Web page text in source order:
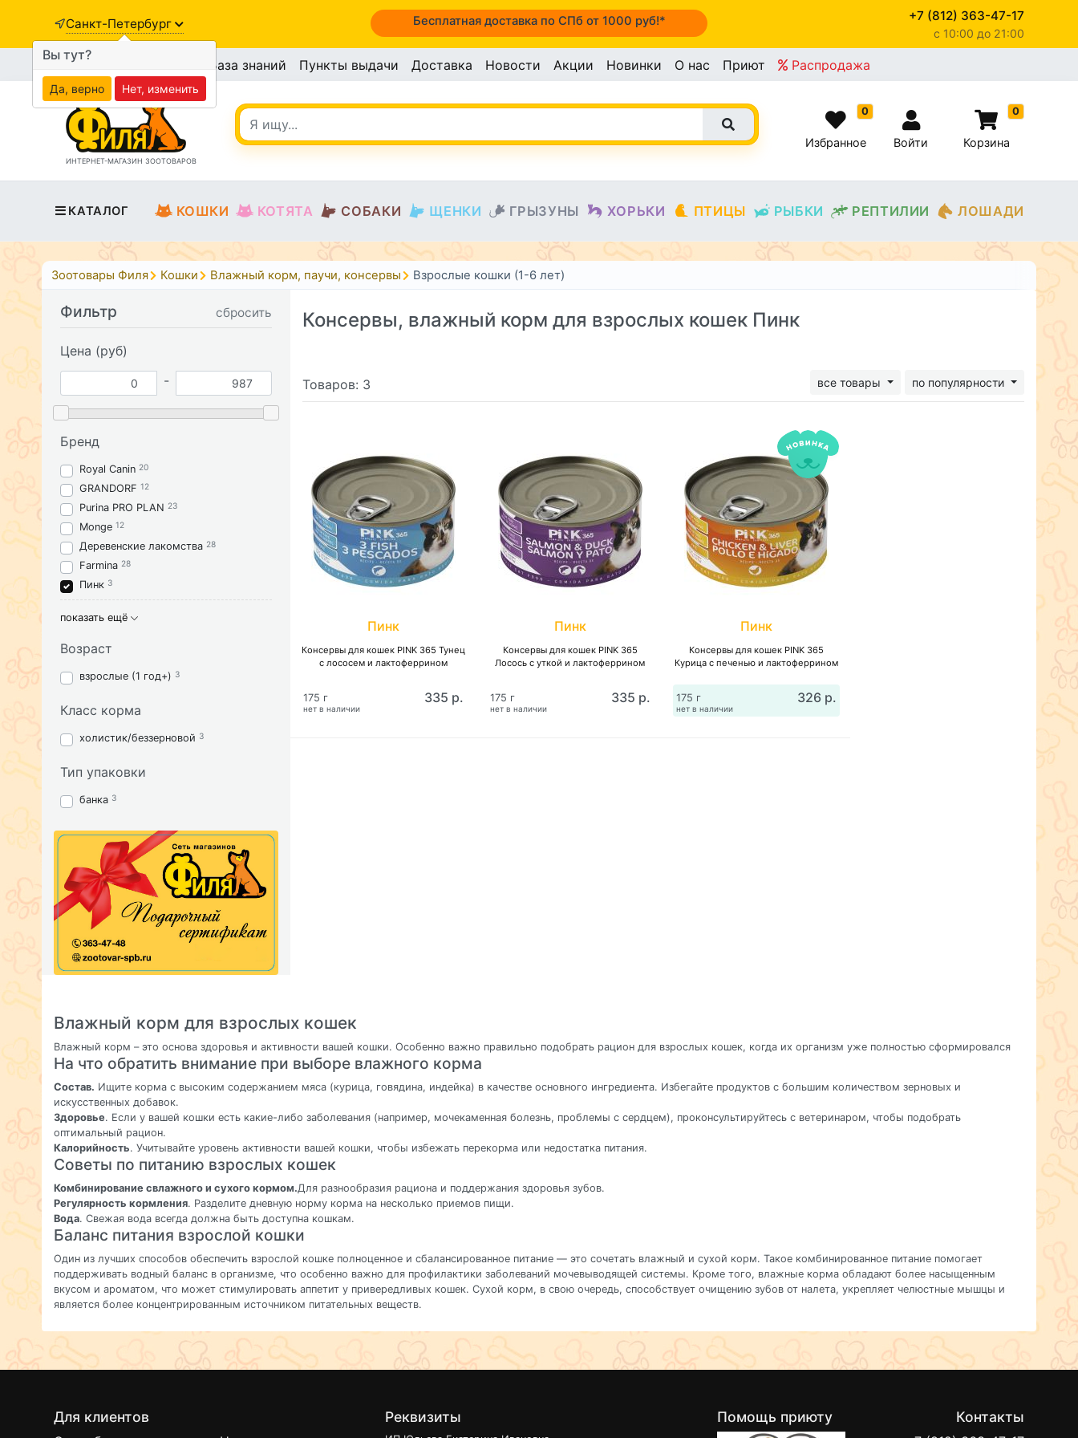
Санкт-Петербург Бесплатная доставка по СПб от 1000 руб!* +7 (812) 363-47-17
c 10:00 до 21:00
База знаний Пункты выдачи Доставка Новости Акции Новинки О нас Приют Распродажа
ИНТЕРНЕТ-МАГАЗИН ЗООТОВАРОВ
0
Избранное Войти
0
Корзина
КАТАЛОГ КОШКИ КОТЯТА СОБАКИ ЩЕНКИ ГРЫЗУНЫ ХОРЬКИ ПТИЦЫ РЫБКИ РЕПТИЛИИ ЛОШАДИ
Зоотовары Филя Кошки Влажный корм, паучи, консервы Взрослые кошки (1-6 лет)
Фильтр сбросить
Цена (руб)
-
Бренд
Royal Canin 20
GRANDORF 12
Purina PRO PLAN 23
Monge 12
Деревенские лакомства 28
Farmina 28
Пинк 3
показать ещё
Возраст
взрослые (1 год+) 3
Класс корма
холистик/беззерновой 3
Тип упаковки
банка 3
Консервы, влажный корм для взрослых кошек Пинк
Товаров: 3 все товары по популярности
Пинк
Консервы для кошек PINK 365 Тунец
с лососем и лактоферрином
нет в наличии
175 г 335 р.
Пинк
Консервы для кошек PINK 365
Лосось с уткой и лактоферрином
нет в наличии
175 г 335 р.
Пинк
Консервы для кошек PINK 365
Курица с печенью и лактоферрином
нет в наличии
175 г 326 р.
Влажный корм для взрослых кошек
Влажный корм – это основа здоровья и активности вашей кошки. Особенно важно правильно подобрать рацион для взрослых кошек, когда их организм уже полностью сформировался
На что обратить внимание при выборе влажного корма
Состав. Ищите корма с высоким содержанием мяса (курица, говядина, индейка) в качестве основного ингредиента. Избегайте продуктов с большим количеством зерновых и
искусственных добавок.
Здоровье. Если у вашей кошки есть какие-либо заболевания (например, мочекаменная болезнь, проблемы с сердцем), проконсультируйтесь с ветеринаром, чтобы подобрать
оптимальный рацион.
Калорийность. Учитывайте уровень активности вашей кошки, чтобы избежать перекорма или недостатка питания.
Советы по питанию взрослых кошек
Комбинирование свлажного и сухого кормом.Для разнообразия рациона и поддержания здоровья зубов.
Регулярность кормления. Разделите дневную норму корма на несколько приемов пищи.
Вода. Свежая вода всегда должна быть доступна кошкам.
Баланс питания взрослой кошки
Один из лучших способов обеспечить взрослой кошке полноценное и сбалансированное питание — это сочетать влажный и сухой корм. Такое комбинированное питание помогает
поддерживать водный баланс в организме, что особенно важно для профилактики заболеваний мочевыводящей системы. Кроме того, влажные корма обладают более насыщенным
вкусом и ароматом, что может стимулировать аппетит у привередливых кошек. Сухой корм, в свою очередь, способствует очищению зубов от налета, укрепляет челюстные мышцы и
является более концентрированным источником питательных веществ.
Для клиентов Реквизиты Помощь приюту Контакты
Вы тут?
Да, верно Нет, изменить